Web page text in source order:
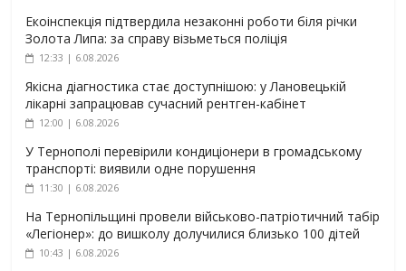
Екоінспекція підтвердила незаконні роботи біля річки
Золота Липа: за справу візьметься поліція
12:33 | 6.08.2026
Якісна діагностика стає доступнішою: у Лановецькій
лікарні запрацював сучасний рентген-кабінет
12:00 | 6.08.2026
У Тернополі перевірили кондиціонери в громадському
транспорті: виявили одне порушення
11:30 | 6.08.2026
На Тернопільщині провели військово-патріотичний табір
«Легіонер»: до вишколу долучилися близько 100 дітей
10:43 | 6.08.2026